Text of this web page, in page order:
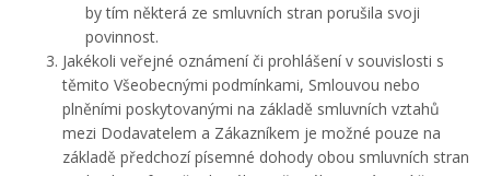
by tím některá ze smluvních stran porušila svoji
povinnost.
Jakékoli veřejné oznámení či prohlášení v souvislosti s
těmito Všeobecnými podmínkami, Smlouvou nebo
plněními poskytovanými na základě smluvních vztahů
mezi Dodavatelem a Zákazníkem je možné pouze na
základě předchozí písemné dohody obou smluvních stran